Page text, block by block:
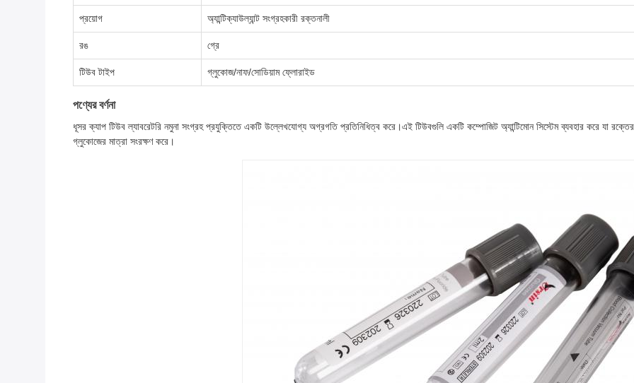
প্রয়োগ অ্যান্টিক্যাউল্যান্ট সংগ্রহকারী রক্তনালী
রঙ গ্রে
টিউব টাইপ গ্লুকোজ/নাফ/সোডিয়াম ফ্লোরাইড
পণ্যের বর্ণনা
ধূসর ক্যাপ টিউব ল্যাবরেটরি নমুনা সংগ্রহ প্রযুক্তিতে একটি উল্লেখযোগ্য অগ্রগতি প্রতিনিধিত্ব করে।এই টিউবগুলি একটি কম্পোজিট অ্যান্টিমোন সিস্টেম ব্যবহার করে যা
গ্লুকোজের মাত্রা সংরক্ষণ করে।